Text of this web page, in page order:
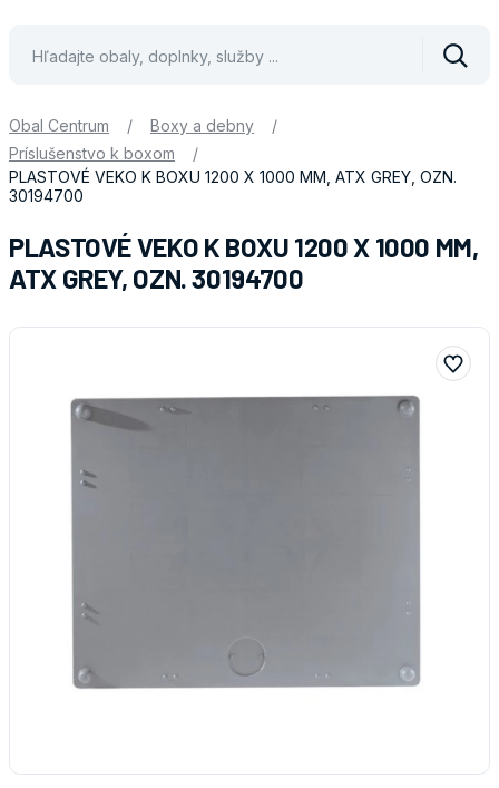
Obal Centrum / Boxy a debny
/
Príslušenstvo k boxom
/
PLASTOVÉ VEKO K BOXU 1200 X 1000 MM, ATX GREY, OZN.
30194700
PLASTOVÉ VEKO K BOXU 1200 X 1000 MM,
ATX GREY, OZN. 30194700